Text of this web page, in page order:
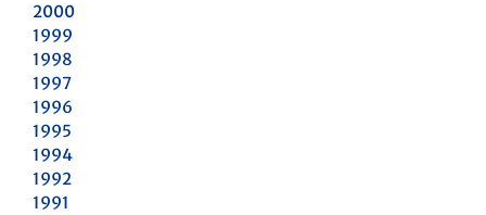
2000
1999
1998
1997
1996
1995
1994
1992
1991